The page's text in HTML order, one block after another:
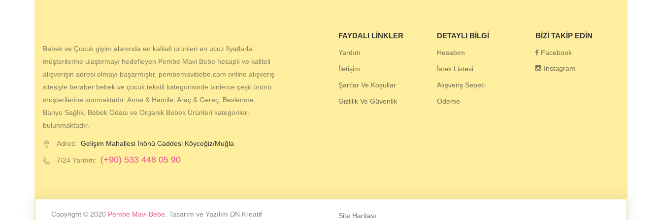
Bebek ve Çocuk giyim alanında en kaliteli ürünleri en ucuz fiyatlarla
müşterilerine ulaştırmayı hedefleyen Pembe Mavi Bebe hesaplı ve kaliteli
alışverişin adresi olmayı başarmıştır. pembemavibebe.com online alışveriş
sitesiyle beraber bebek ve çocuk tekstil kategorisinde binlerce çeşit ürünü
müşterilerine sunmaktadır. Anne & Hamile, Araç & Gereç, Beslenme,
Banyo Sağlık, Bebek Odası ve Organik Bebek Ürünleri kategorileri
bulunmaktadır.
Adres: Gelişim Mahallesi İnönü Caddesi Köyceğiz/Muğla
7/24 Yardım: (+90) 533 448 05 90
FAYDALI LINKLER
Yardım
İletişim
Şartlar Ve Koşullar
Gizlilik Ve Güvenlik
DETAYLI BILGI
Hesabım
İstek Listesi
Alışveriş Sepeti
Ödeme
BIZI TAKIP EDIN
Facebook
Instagram
Copyright © 2020 Pembe Mavi Bebe. Tasarım ve Yazılım DN Kreatif Site Haritası